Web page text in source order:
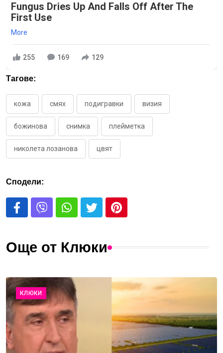
Fungus Dries Up And Falls Off After The
First Use
More
255 169 129
Тагове:
кожа смях подигравки визия
божинова снимка плейметка
николета лозанова цвят
Сподели:
Още от Клюки
КЛЮКИ